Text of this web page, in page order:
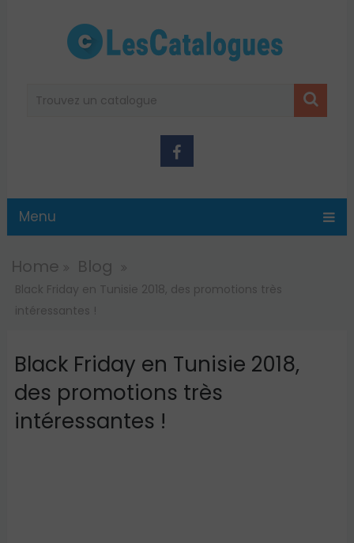
Menu
Home Blog
Black Friday en Tunisie 2018, des promotions très
intéressantes !
Black Friday en Tunisie 2018,
des promotions très
intéressantes !